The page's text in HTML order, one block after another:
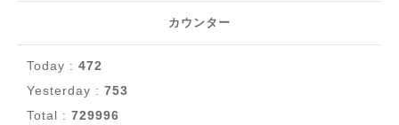
カウンター
Today : 472
Yesterday : 753
Total : 729996